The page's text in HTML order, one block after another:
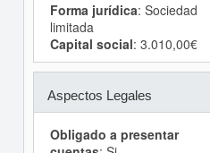
Forma jurídica: Sociedad
limitada
Capital social: 3.010,00€
Aspectos Legales
Obligado a presentar